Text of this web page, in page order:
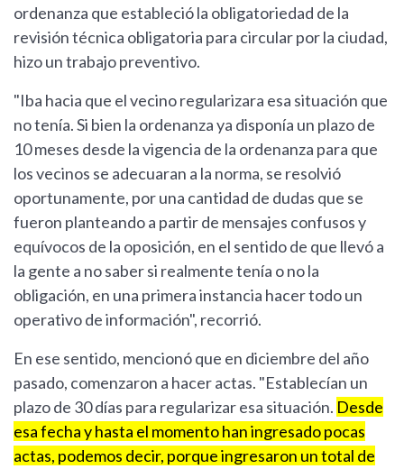
ordenanza que estableció la obligatoriedad de la
revisión técnica obligatoria para circular por la ciudad,
hizo un trabajo preventivo.
"Iba hacia que el vecino regularizara esa situación que
no tenía. Si bien la ordenanza ya disponía un plazo de
10 meses desde la vigencia de la ordenanza para que
los vecinos se adecuaran a la norma, se resolvió
oportunamente, por una cantidad de dudas que se
fueron planteando a partir de mensajes confusos y
equívocos de la oposición, en el sentido de que llevó a
la gente a no saber si realmente tenía o no la
obligación, en una primera instancia hacer todo un
operativo de información", recorrió.
En ese sentido, mencionó que en diciembre del año
pasado, comenzaron a hacer actas. "Establecían un
plazo de 30 días para regularizar esa situación. Desde
esa fecha y hasta el momento han ingresado pocas
actas, podemos decir, porque ingresaron un total de